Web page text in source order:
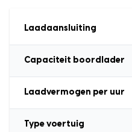
Laadaansluiting
Capaciteit boordlader
Laadvermogen per uur
Type voertuig